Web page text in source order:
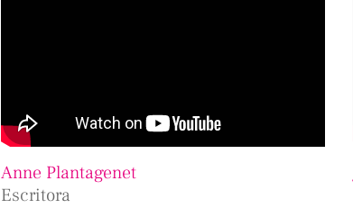
Anne Plantagenet
Escritora